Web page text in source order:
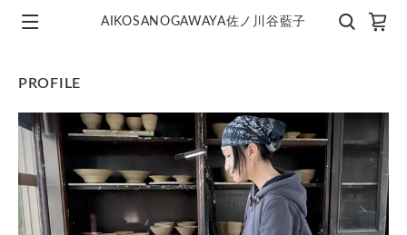
AIKOSANOGAWAYA佐ノ川谷藍子
PROFILE